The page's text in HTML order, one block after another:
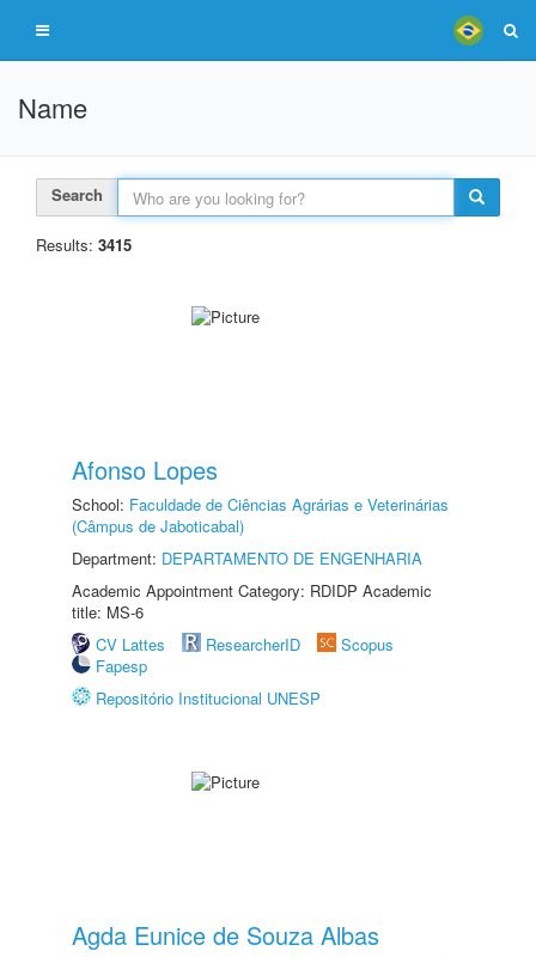
Name
Search
Results: 3415
Afonso Lopes
School: Faculdade de Ciências Agrárias e Veterinárias
(Câmpus de Jaboticabal)
Department: DEPARTAMENTO DE ENGENHARIA
Academic Appointment Category: RDIDP Academic
title: MS-6
CV Lattes
ResearcherID
Scopus
Fapesp
Repositório Institucional UNESP
Agda Eunice de Souza Albas